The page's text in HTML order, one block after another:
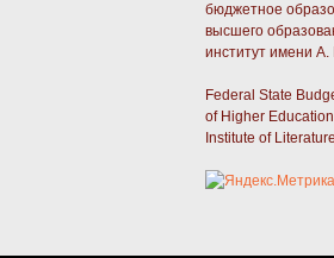
бюджетное
высшего
институт имени А.
Federal State
of Higher
Institute of